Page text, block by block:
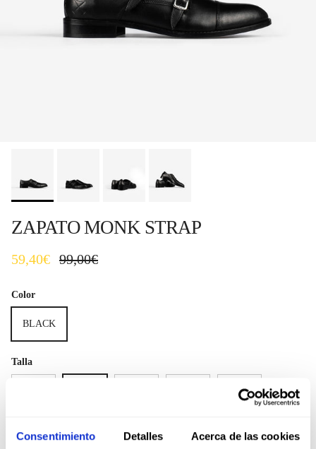
Consentimiento Detalles Acerca de las cookies
ZAPATO MONK STRAP
Precio de venta
59,40€ Precio normal
99,00€
Color
BLACK
Talla
43
44 45